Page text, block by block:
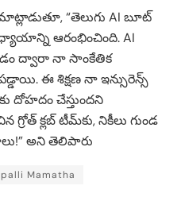
“తెలుగు AI బూట్
ఆరంభించింది. AI
ద్వారా నా సాంకేతిక
ఈ శిక్షణ నా ఇన్సురెన్స్
దోహదం చేస్తుందని
గ్రోత్ క్లబ్ టీమ్‌కు, నికీలు గుండ
అని తెలిపారు
Mamatha